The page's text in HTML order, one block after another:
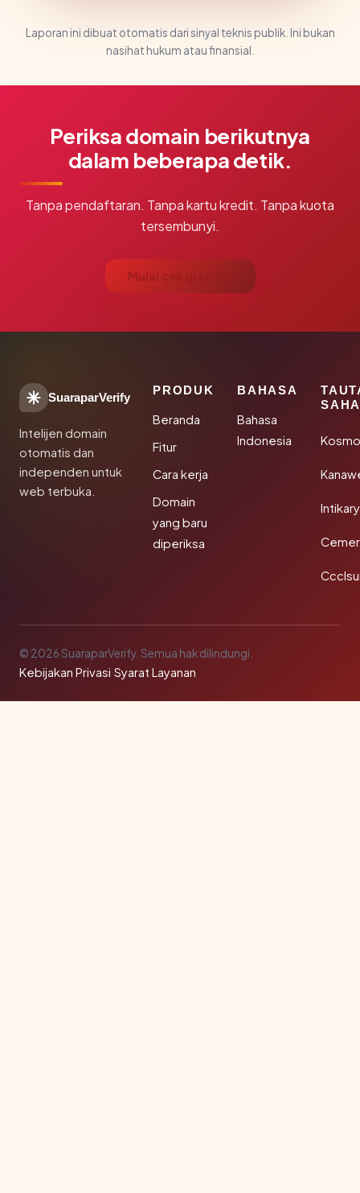
Laporan ini dibuat otomatis dari sinyal teknis publik. Ini bukan
nasihat hukum atau finansial.
Periksa domain berikutnya
dalam beberapa detik.
Tanpa pendaftaran. Tanpa kartu kredit. Tanpa kuota
tersembunyi.
Mulai cek gratis →
SuaraparVerify
Intelijen domain
otomatis dan
independen untuk
web terbuka.
PRODUK
Beranda
Fitur
Cara kerja
Domain
yang baru
diperiksa
BAHASA
Bahasa
Indonesia
© 2026 SuaraparVerify. Semua hak dilindungi.
Kebijakan Privasi·Syarat Layanan